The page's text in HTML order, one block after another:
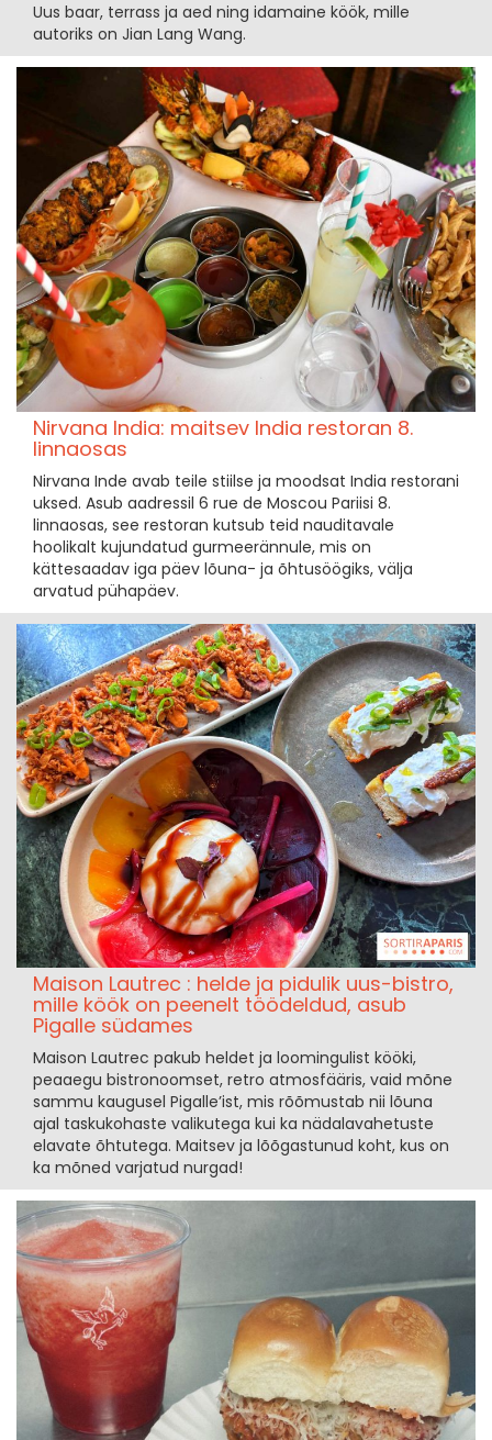
Uus baar, terrass ja aed ning idamaine köök, mille
autoriks on Jian Lang Wang.
Nirvana India: maitsev India restoran 8.
linnaosas
Nirvana Inde avab teile stiilse ja moodsat India restorani
uksed. Asub aadressil 6 rue de Moscou Pariisi 8.
linnaosas, see restoran kutsub teid nauditavale
hoolikalt kujundatud gurmeerännule, mis on
kättesaadav iga päev lõuna- ja õhtusöögiks, välja
arvatud pühapäev.
Maison Lautrec : helde ja pidulik uus-bistro,
mille köök on peenelt töödeldud, asub
Pigalle südames
Maison Lautrec pakub heldet ja loomingulist kööki,
peaaegu bistronoomset, retro atmosfääris, vaid mõne
sammu kaugusel Pigalle’ist, mis rõõmustab nii lõuna
ajal taskukohaste valikutega kui ka nädalavahetuste
elavate õhtutega. Maitsev ja lõõgastunud koht, kus on
ka mõned varjatud nurgad!